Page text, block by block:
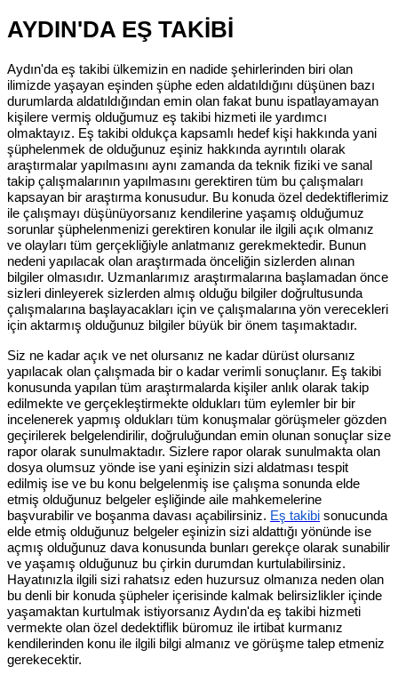
AYDIN'DA EŞ TAKİBİ
Aydın'da eş takibi ülkemizin en nadide şehirlerinden biri olan
ilimizde yaşayan eşinden şüphe eden aldatıldığını düşünen bazı
durumlarda aldatıldığından emin olan fakat bunu ispatlayamayan
kişilere vermiş olduğumuz eş takibi hizmeti ile yardımcı
olmaktayız. Eş takibi oldukça kapsamlı hedef kişi hakkında yani
şüphelenmek de olduğunuz eşiniz hakkında ayrıntılı olarak
araştırmalar yapılmasını aynı zamanda da teknik fiziki ve sanal
takip çalışmalarının yapılmasını gerektiren tüm bu çalışmaları
kapsayan bir araştırma konusudur. Bu konuda özel dedektiflerimiz
ile çalışmayı düşünüyorsanız kendilerine yaşamış olduğumuz
sorunlar şüphelenmenizi gerektiren konular ile ilgili açık olmanız
ve olayları tüm gerçekliğiyle anlatmanız gerekmektedir. Bunun
nedeni yapılacak olan araştırmada önceliğin sizlerden alınan
bilgiler olmasıdır. Uzmanlarımız araştırmalarına başlamadan önce
sizleri dinleyerek sizlerden almış olduğu bilgiler doğrultusunda
çalışmalarına başlayacakları için ve çalışmalarına yön verecekleri
için aktarmış olduğunuz bilgiler büyük bir önem taşımaktadır.
Siz ne kadar açık ve net olursanız ne kadar dürüst olursanız
yapılacak olan çalışmada bir o kadar verimli sonuçlanır. Eş takibi
konusunda yapılan tüm araştırmalarda kişiler anlık olarak takip
edilmekte ve gerçekleştirmekte oldukları tüm eylemler bir bir
incelenerek yapmış oldukları tüm konuşmalar görüşmeler gözden
geçirilerek belgelendirilir, doğruluğundan emin olunan sonuçlar size
rapor olarak sunulmaktadır. Sizlere rapor olarak sunulmakta olan
dosya olumsuz yönde ise yani eşinizin sizi aldatması tespit
edilmiş ise ve bu konu belgelenmiş ise çalışma sonunda elde
etmiş olduğunuz belgeler eşliğinde aile mahkemelerine
başvurabilir ve boşanma davası açabilirsiniz. Eş takibi sonucunda
elde etmiş olduğunuz belgeler eşinizin sizi aldattığı yönünde ise
açmış olduğunuz dava konusunda bunları gerekçe olarak sunabilir
ve yaşamış olduğunuz bu çirkin durumdan kurtulabilirsiniz.
Hayatınızla ilgili sizi rahatsız eden huzursuz olmanıza neden olan
bu denli bir konuda şüpheler içerisinde kalmak belirsizlikler içinde
yaşamaktan kurtulmak istiyorsanız Aydın'da eş takibi hizmeti
vermekte olan özel dedektiflik büromuz ile irtibat kurmanız
kendilerinden konu ile ilgili bilgi almanız ve görüşme talep etmeniz
gerekecektir.